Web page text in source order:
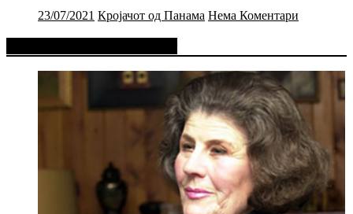
23/07/2021 Кројачот од Панама Нема Коментари